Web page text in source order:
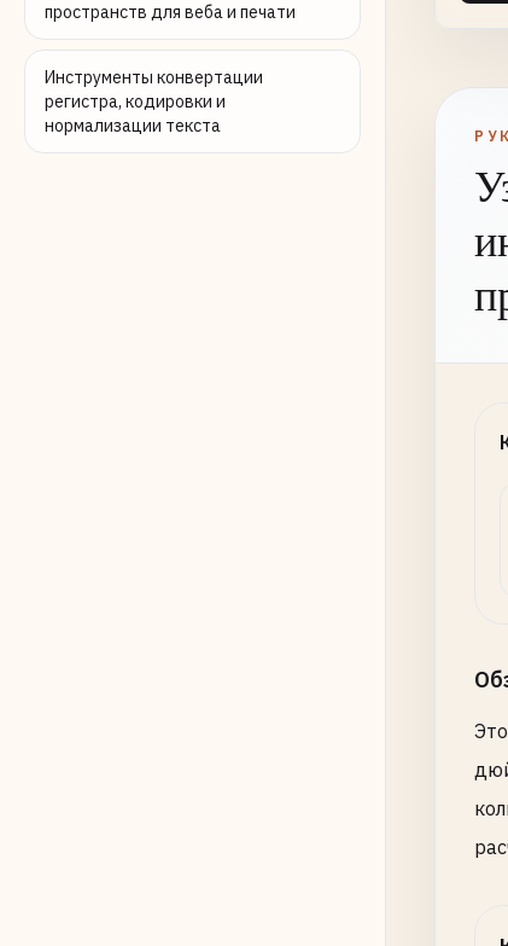
пространств для веба и печати
Инструменты конвертации
регистра, кодировки и
нормализации текста